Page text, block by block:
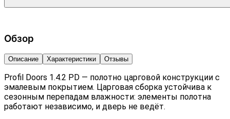
Обзор
Описание Характеристики Отзывы
Profil Doors 1.4.2 PD — полотно царговой конструкции с
эмалевым покрытием. Царговая сборка устойчива к
сезонным перепадам влажности: элементы полотна
работают независимо, и дверь не ведёт.